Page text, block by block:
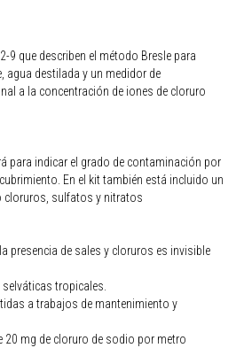
9 que describen el método Bresle para
agua destilada y un medidor de
a la concentración de iones de cloruro
para indicar el grado de contaminación por
En el kit también está incluido un
cloruros, sulfatos y nitratos
presencia de sales y cloruros es invisible
tropicales.
a trabajos de mantenimiento y
20 mg de cloruro de sodio por metro